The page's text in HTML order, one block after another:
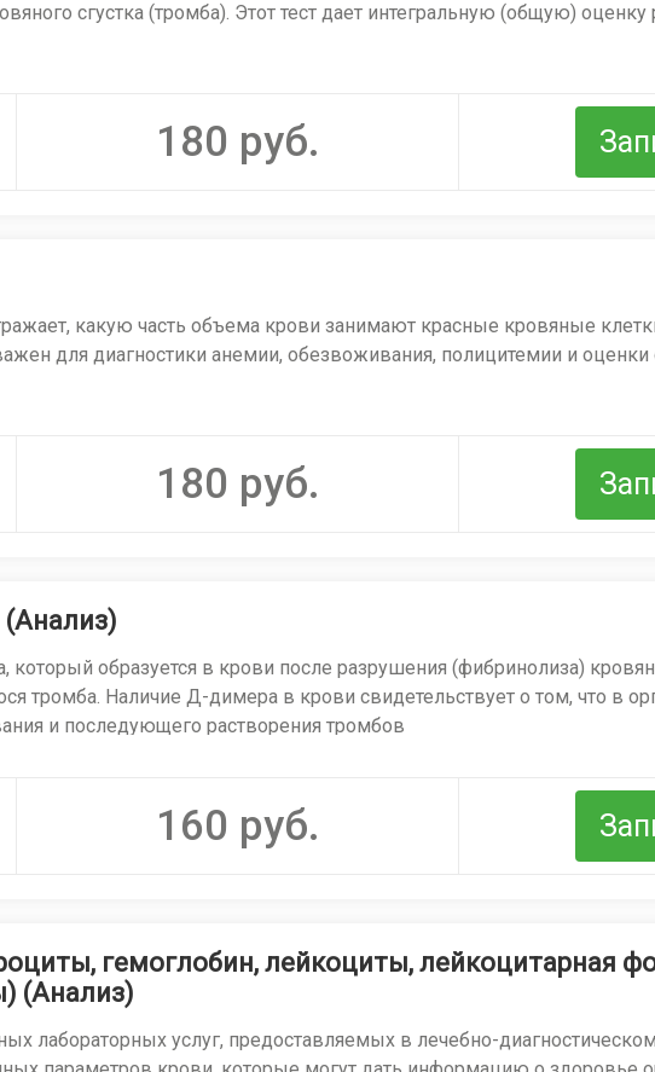
сгустка (тромба). Этот тест дает интегральную (общую)
ВСК как первый шаг в диагностике, чтобы понять, есть ли в принципе
180 руб.
какую часть объема крови занимают красные кровяные
для диагностики анемии, обезвоживания, полицитемии и оценки
(ОАК), при подозрении на анемию, для оценки степени
180 руб.
образуется в крови после разрушения (фибринолиза)
тромба. Наличие Д-димера в крови свидетельствует о том, что в
и последующего растворения тромбов
тест. Его главная клиническая ценность — быстро
если результат в норме
конечности)
одышка, боль в груди, кровохарканье)
внутрисосудистого свертывания) — тяжелого состояния, при
160 руб.
гемоглобин, лейкоциты, лейкоцитарная
(Анализ)
лабораторных услуг, предоставляемых в лечебно-